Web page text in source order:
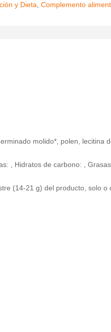
y Dieta,Complemento
molido*, polen, lecitina
, Hidratos de carbono: ,
(14-21 g) del producto, solo o